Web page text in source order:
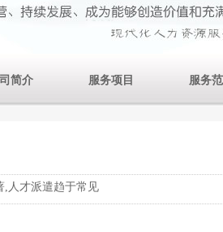
简介 服务项目 服务
,人才派遣趋于常见